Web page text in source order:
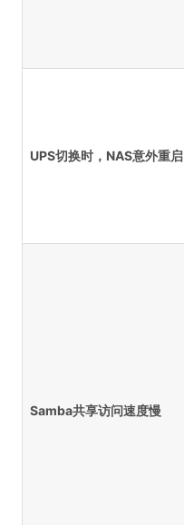
UPS切换时，NAS意外重启
Samba共享访问速度慢